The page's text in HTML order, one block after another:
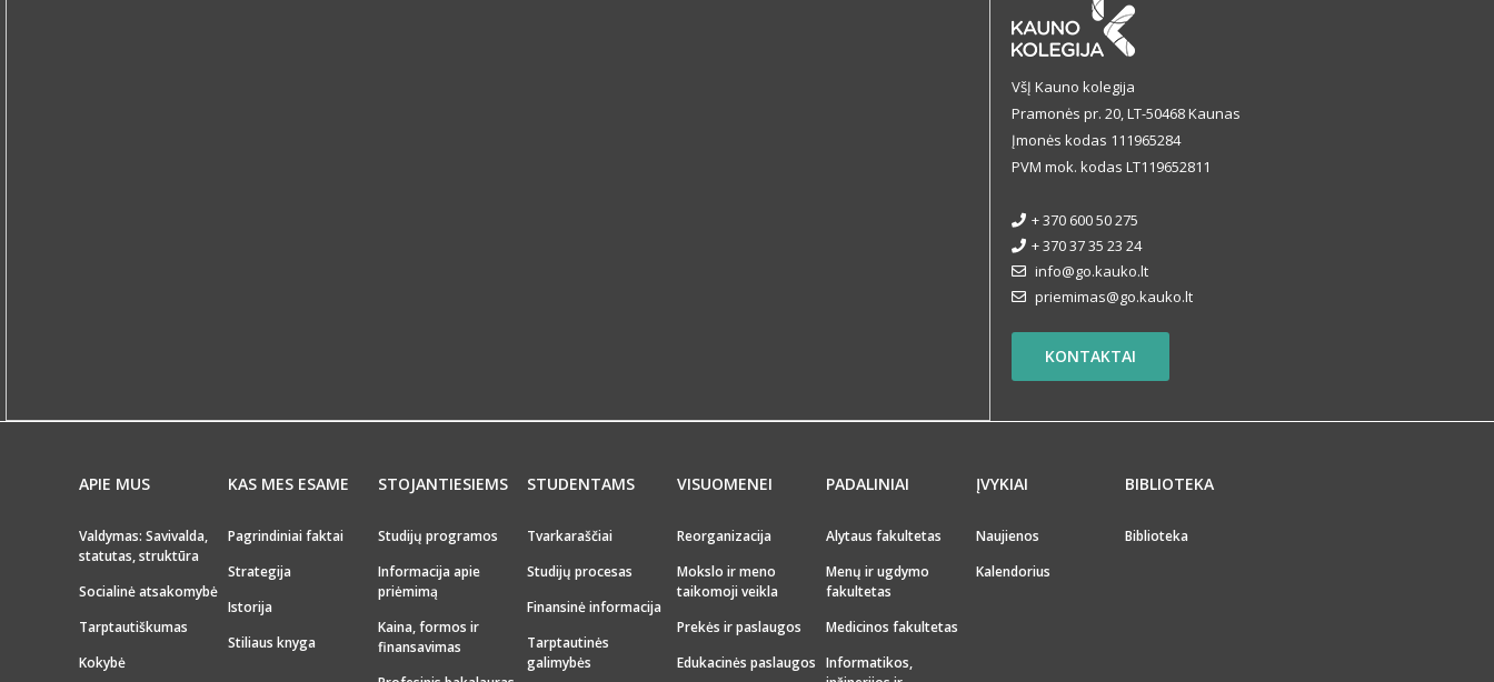
VšĮ Kauno kolegija
Pramonės pr. 20, LT-50468 Kaunas
Įmonės kodas 111965284
PVM mok. kodas LT119652811
+ 370 600 50 275
+ 370 37 35 23 24
info@go.kauko.lt
priemimas@go.kauko.lt
KONTAKTAI
APIE MUS
Valdymas: Savivalda,
statutas, struktūra
Socialinė atsakomybė
Tarptautiškumas
Kokybė
KAS MES ESAME
Pagrindiniai faktai
Strategija
Istorija
Stiliaus knyga
STOJANTIESIEMS
Studijų programos
Informacija apie
priėmimą
Kaina, formos ir
finansavimas
STUDENTAMS
Tvarkaraščiai
Studijų procesas
Finansinė informacija
Tarptautinės
galimybės
VISUOMENEI
Reorganizacija
Mokslo ir meno
taikomoji veikla
Prekės ir paslaugos
Edukacinės paslaugos
PADALINIAI
Alytaus fakultetas
Menų ir ugdymo
fakultetas
Medicinos fakultetas
Informatikos,
ĮVYKIAI
Naujienos
Kalendorius
BIBLIOTEKA
Biblioteka